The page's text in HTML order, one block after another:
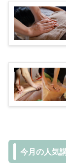
今月の人気